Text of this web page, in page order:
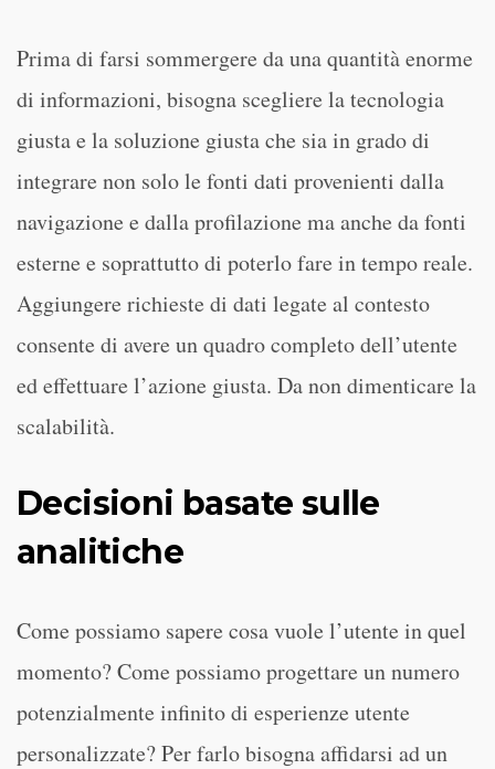
Prima di farsi sommergere da una quantità enorme
di informazioni, bisogna scegliere la tecnologia
giusta e la soluzione giusta che sia in grado di
integrare non solo le fonti dati provenienti dalla
navigazione e dalla profilazione ma anche da fonti
esterne e soprattutto di poterlo fare in tempo reale.
Aggiungere richieste di dati legate al contesto
consente di avere un quadro completo dell’utente
ed effettuare l’azione giusta. Da non dimenticare la
scalabilità.
Decisioni basate sulle
analitiche
Come possiamo sapere cosa vuole l’utente in quel
momento? Come possiamo progettare un numero
potenzialmente infinito di esperienze utente
personalizzate? Per farlo bisogna affidarsi ad un